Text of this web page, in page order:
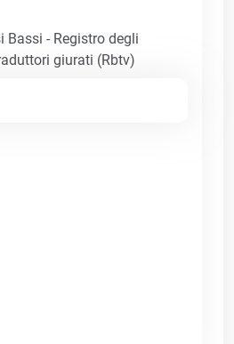
Bassi - Registro degli
giurati (Rbtv)